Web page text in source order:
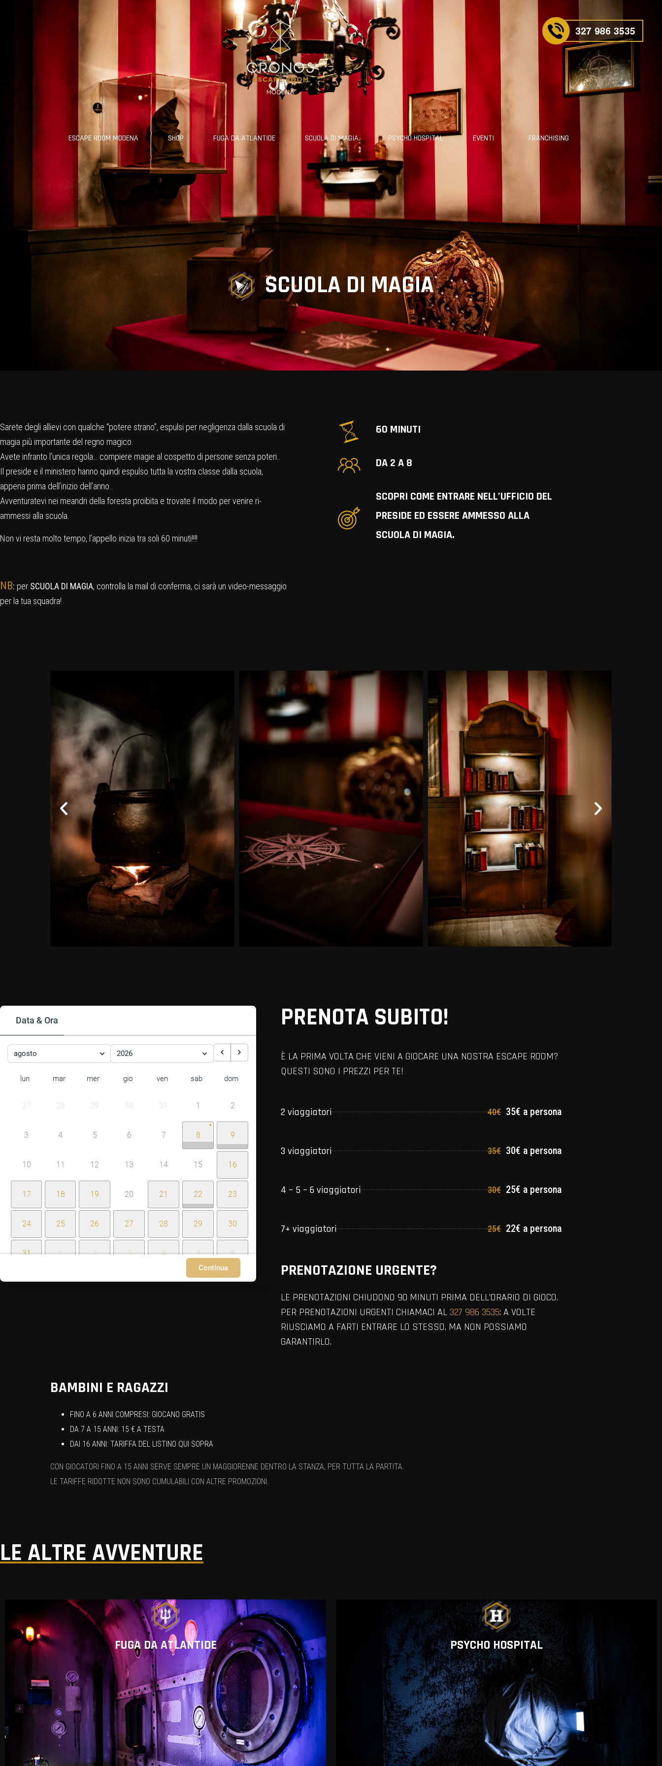
ESCAPE ROOM MODENA SHOP FUGA DA ATLANTIDE SCUOLA DI MAGIA PSYCHO HOSPITAL EVENTI FRANCHISING
SCUOLA DI MAGIA
Sarete degli allievi con qualche “potere strano”, espulsi per negligenza dalla scuola di
magia più importante del regno magico.
Avete infranto l’unica regola… compiere magie al cospetto di persone senza poteri..
Il preside e il ministero hanno quindi espulso tutta la vostra classe dalla scuola,
appena prima dell’inizio dell’anno..
Avventuratevi nei meandri della foresta proibita e trovate il modo per venire ri-
ammessi alla scuola.
Non vi resta molto tempo, l’appello inizia tra soli 60 minuti!!!!
NB: per SCUOLA DI MAGIA, controlla la mail di conferma, ci sarà un video-messaggio
per la tua squadra!
60 MINUTI
DA 2 A 8
SCOPRI COME ENTRARE NELL’UFFICIO DEL
PRESIDE ED ESSERE AMMESSO ALLA
SCUOLA DI MAGIA.
Data & Ora
agosto 2026
lun mar mer gio ven sab dom
27 28 29 30 31 1 2
3 4 5 6 7 8 9
10 11 12 13 14 15 16
17 18 19 20 21 22 23
24 25 26 27 28 29 30
31 1 2 3 4 5 6
Continua
PRENOTA SUBITO!
È LA PRIMA VOLTA CHE VIENI A GIOCARE UNA NOSTRA ESCAPE ROOM?
QUESTI SONO I PREZZI PER TE!
2 viaggiatori 40€ 35€ a persona
3 viaggiatori 35€ 30€ a persona
4 – 5 – 6 viaggiatori 30€ 25€ a persona
7+ viaggiatori 25€ 22€ a persona
PRENOTAZIONE URGENTE?
LE PRENOTAZIONI CHIUDONO 90 MINUTI PRIMA DELL’ORARIO DI GIOCO.
PER PRENOTAZIONI URGENTI CHIAMACI AL 327 986 3535: A VOLTE
RIUSCIAMO A FARTI ENTRARE LO STESSO, MA NON POSSIAMO
GARANTIRLO.
BAMBINI E RAGAZZI
FINO A 6 ANNI COMPRESI: GIOCANO GRATIS
DA 7 A 15 ANNI: 15 € A TESTA
DAI 16 ANNI: TARIFFA DEL LISTINO QUI SOPRA
CON GIOCATORI FINO A 15 ANNI SERVE SEMPRE UN MAGGIORENNE DENTRO LA STANZA, PER TUTTA LA PARTITA.
LE TARIFFE RIDOTTE NON SONO CUMULABILI CON ALTRE PROMOZIONI.
LE ALTRE AVVENTURE
FUGA DA ATLANTIDE PSYCHO HOSPITAL